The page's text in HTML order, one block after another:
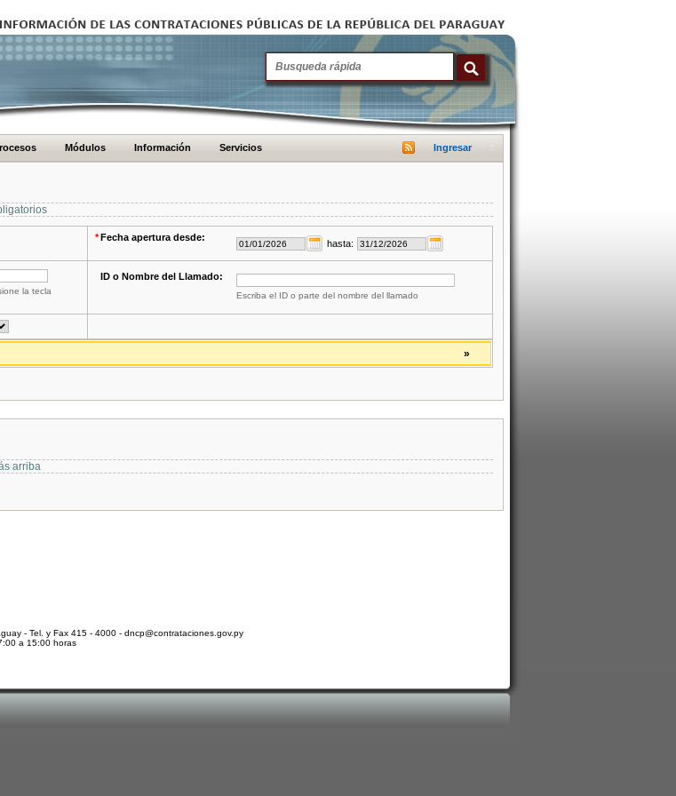
Módulos Información Servicios Ingresar
*Fecha apertura desde:
hasta:
la tecla
ID o Nombre del Llamado:
Escriba el ID o parte del nombre del llamado
»
arriba
- Tel. y Fax 415 - 4000 - dncp@contrataciones.gov.py
a 15:00 horas